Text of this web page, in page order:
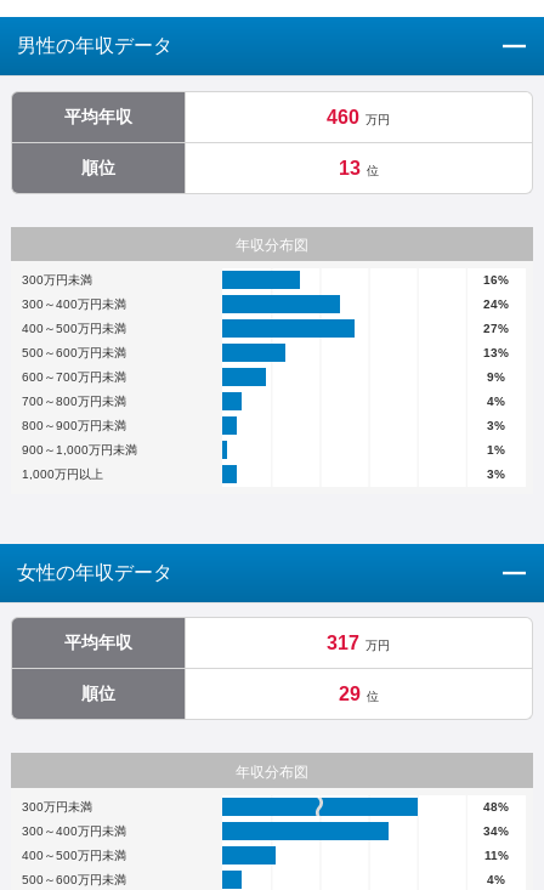
男性の年収データ
平均年収 460 万円
順位 13 位
年収分布図
300万円未満
16%
300～400万円未満
24%
400～500万円未満
27%
500～600万円未満
13%
600～700万円未満
9%
700～800万円未満
4%
800～900万円未満
3%
900～1,000万円未満
1%
1,000万円以上
3%
女性の年収データ
平均年収 317 万円
順位 29 位
年収分布図
300万円未満
48%
300～400万円未満
34%
400～500万円未満
11%
500～600万円未満
4%